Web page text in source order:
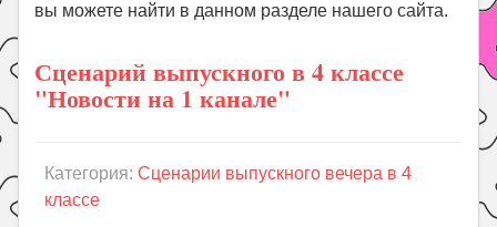
вы можете найти в данном разделе нашего сайта.
Сценарий выпускного в 4 классе
"Новости на 1 канале"
Категория:Сценарии выпускного вечера в 4
классе